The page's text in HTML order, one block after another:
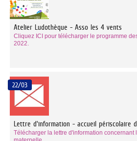
Atelier Ludothèque - Asso les 4 vents
Cliquez ICI pour télécharger le programme
2022.
22/03
Lettre d'information - accueil périscolaire
Télécharger la lettre d'information concernant